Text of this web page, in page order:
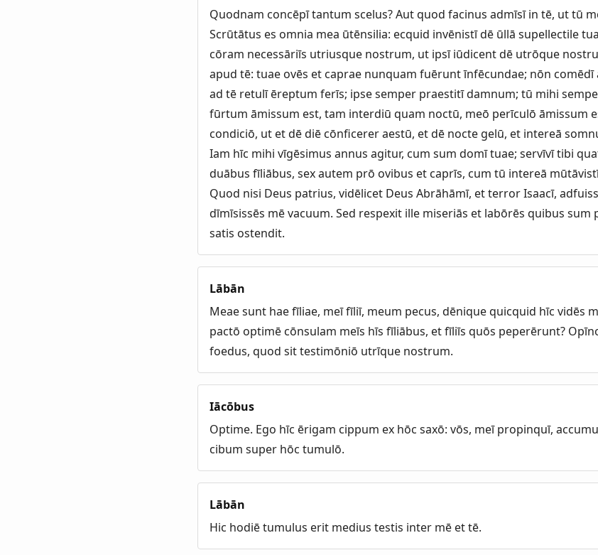
Quodnam concēpī tantum scelus? Aut quod facinus admīsī in tē, ut tū
Scrūtātus es omnia mea ūtēnsilia: ecquid invēnistī dē ūllā supellectile
cōram necessāriīs utriusque nostrum, ut ipsī iūdicent dē utrōque
apud tē: tuae ovēs et caprae nunquam fuērunt īnfēcundae; nōn
ad tē retulī ēreptum ferīs; ipse semper praestitī damnum; tū mihi
fūrtum āmissum est, tam interdiū quam noctū, meō perīculō āmissum
condiciō, ut et dē diē cōnficerer aestū, et dē nocte gelū, et intereā
Iam hīc mihi vīgēsimus annus agitur, cum sum domī tuae; servīvī tibi
duābus fīliābus, sex autem prō ovibus et caprīs, cum tū intereā
Quod nisi Deus patrius, vidēlicet Deus Abrāhāmī, et terror Isaacī,
dīmīsissēs mē vacuum. Sed respexit ille miseriās et labōrēs quibus
satis ostendit.
Lābān
Meae sunt hae fīliae, meī fīliī, meum pecus, dēnique quicquid hīc vidēs
pactō optimē cōnsulam meīs hīs fīliābus, et fīliīs quōs peperērunt?
foedus, quod sit testimōniō utrīque nostrum.
Iācōbus
Optime. Ego hīc ērigam cippum ex hōc saxō: vōs, meī propinquī,
cibum super hōc tumulō.
Lābān
Hic hodiē tumulus erit medius testis inter mē et tē.